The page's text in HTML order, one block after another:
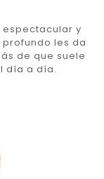
espectacular y
les da
de que suele
día a día.